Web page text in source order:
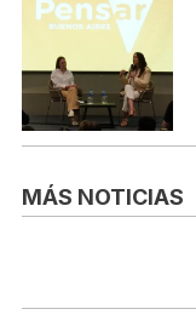
MÁS NOTICIAS